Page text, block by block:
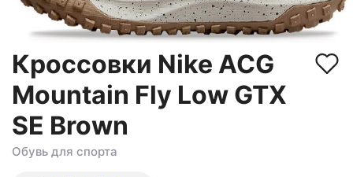
Кроссовки Nike ACG
Mountain Fly Low GTX
SE Brown
Обувь для спорта